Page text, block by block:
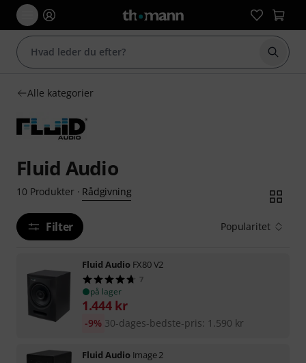
Start
Alle kategorier
Fluid Audio
10 Produkter· Rådgivning
Filter Popularitet
Fluid Audio FX80 V2
7
på lager
1.444 kr
30-dages-bedste-pris: 1.590 kr
-9%
Fluid Audio Image 2